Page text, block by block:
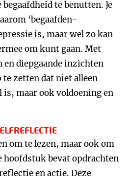
te benutten. Je
‘begaafden-
is, maar wel zo kan
om kunt gaan. Met
en diepgaande inzichten
te zetten dat niet alleen
is, maar ook voldoening en
om te lezen, maar ook om
hoofdstuk bevat opdrachten
en actie. Deze